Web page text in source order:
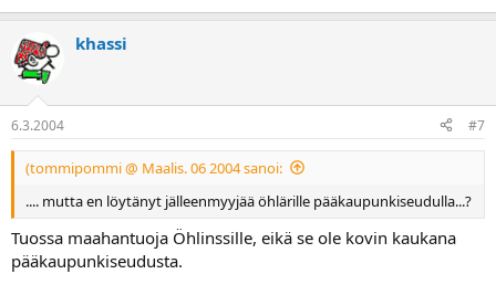
khassi
6.3.2004 #7
(tommipommi @ Maalis. 06 2004 sanoi:
.... mutta en löytänyt jälleenmyyjää öhlärille pääkaupunkiseudulla...?
Tuossa maahantuoja Öhlinssille, eikä se ole kovin kaukana
pääkaupunkiseudusta.